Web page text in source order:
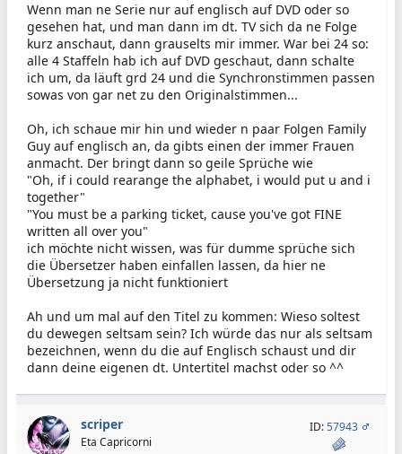
Wenn man ne Serie nur auf englisch auf DVD oder so
gesehen hat, und man dann im dt. TV sich da ne Folge
kurz anschaut, dann grauselts mir immer. War bei 24 so:
alle 4 Staffeln hab ich auf DVD geschaut, dann schalte
ich um, da läuft grd 24 und die Synchronstimmen passen
sowas von gar net zu den Originalstimmen...
Oh, ich schaue mir hin und wieder n paar Folgen Family
Guy auf englisch an, da gibts einen der immer Frauen
anmacht. Der bringt dann so geile Sprüche wie
"Oh, if i could rearange the alphabet, i would put u and i
together"
"You must be a parking ticket, cause you've got FINE
written all over you"
ich möchte nicht wissen, was für dumme sprüche sich
die Übersetzer haben einfallen lassen, da hier ne
Übersetzung ja nicht funktioniert
Ah und um mal auf den Titel zu kommen: Wieso soltest
du dewegen seltsam sein? Ich würde das nur als seltsam
bezeichnen, wenn du die auf Englisch schaust und dir
dann deine eigenen dt. Untertitel machst oder so ^^
scriper
Eta Capricorni
ID:57943